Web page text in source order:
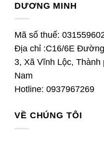
DƯƠNG MINH
Mã số thuế:
Địa chỉ :C16/6E
3, Xã Vĩnh Lộc,
Nam
Hotline: 0937967269
VỀ CHÚNG TÔI